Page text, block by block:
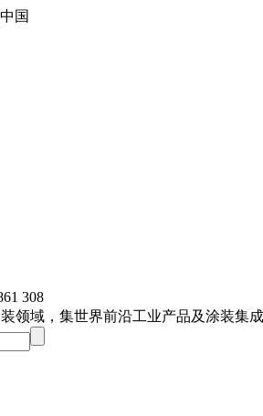
308
领域，集世界前沿工业产品及涂装集